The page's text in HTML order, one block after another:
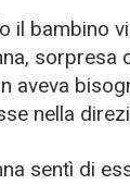
il bambino
sorpresa
aveva
nella
sentì di